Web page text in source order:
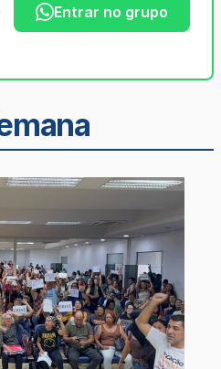
Entrar no grupo